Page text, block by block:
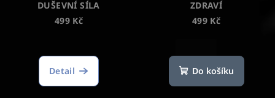
DUŠEVNÍ SÍLA
499 Kč
hodnocení
produktu
Detail
ZDRAVÍ
499 Kč
Do košíku